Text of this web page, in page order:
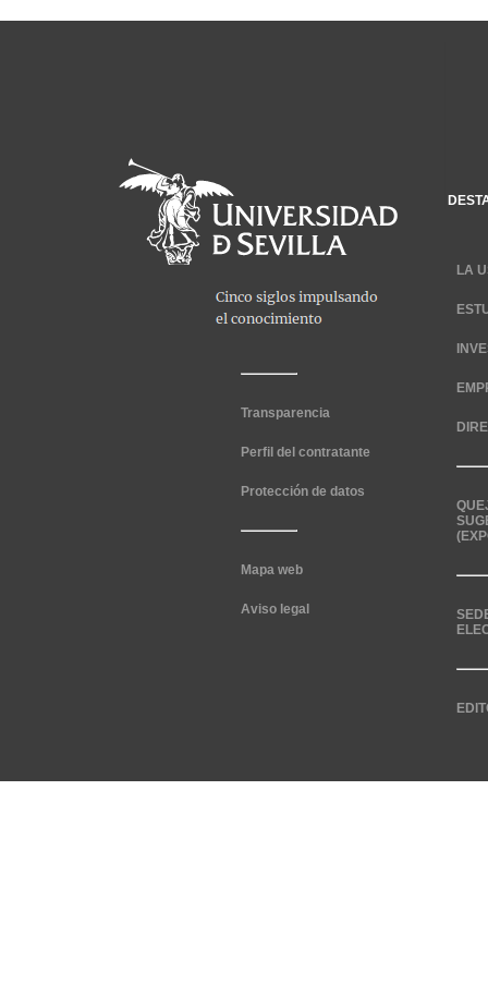
Transparencia
Perfil del contratante
Protección de datos
Mapa web
Aviso legal
LA